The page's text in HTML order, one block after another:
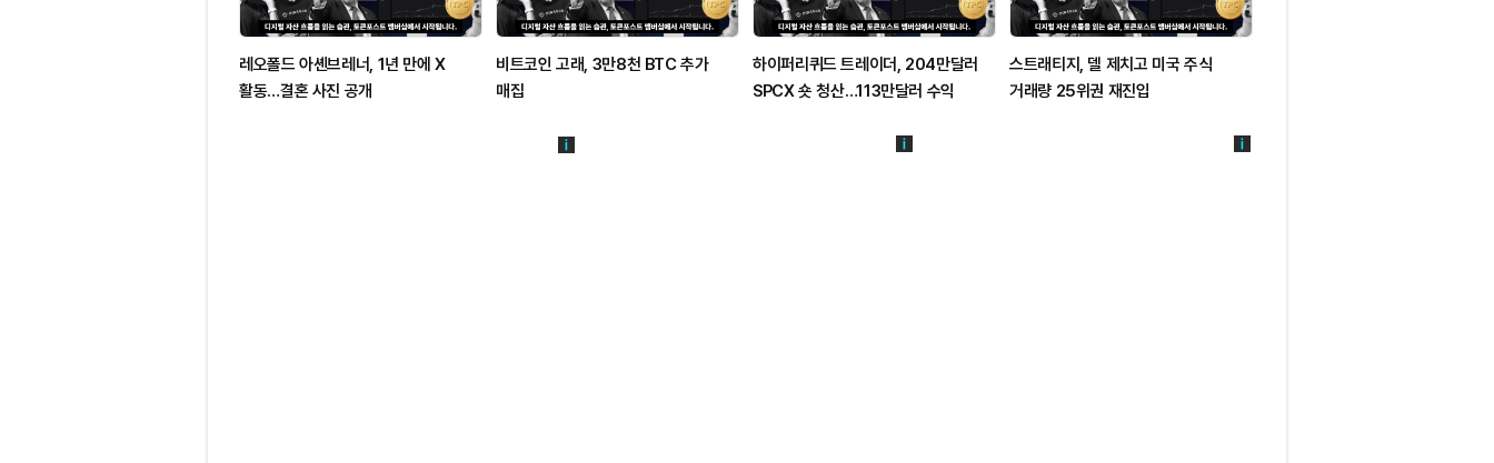
레오폴드 아셴브레너, 1년 만에 X
활동…결혼 사진 공개
비트코인 고래, 3만8천 BTC 추가
매집
하이퍼리퀴드 트레이더, 204만달러
SPCX 숏 청산…113만달러 수익
스트래티지, 델 제치고 미국 주식
거래량 25위권 재진입